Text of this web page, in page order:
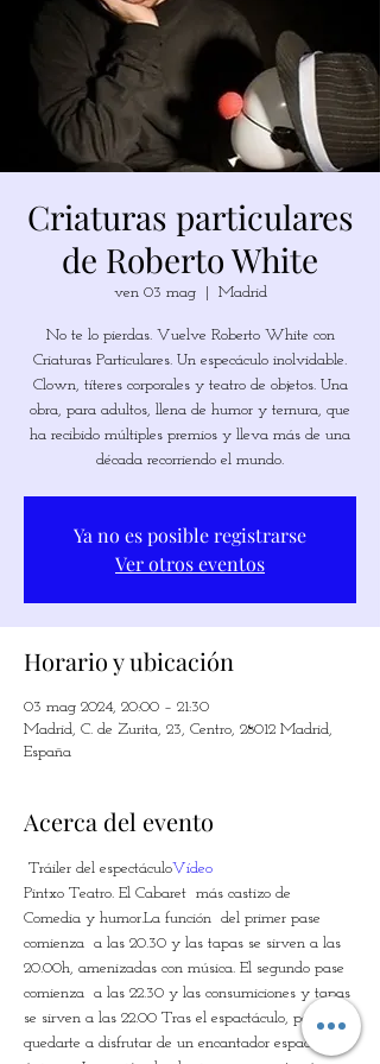
Criaturas particulares
de Roberto White
ven 03 mag
  |
Madrid
No te lo pierdas. Vuelve Roberto White con
Criaturas Particulares. Un especáculo inolvidable.
Clown, títeres corporales y teatro de objetos. Una
obra, para adultos, llena de humor y ternura, que
ha recibido múltiples premios y lleva más de una
década recorriendo el mundo.
Ya no es posible registrarse
Ver otros eventos
Horario y ubicación
03 mag 2024, 20:00 – 21:30
Madrid, C. de Zurita, 23, Centro, 28012 Madrid,
España
Acerca del evento
Tráiler del espectáculoVídeo
Pintxo Teatro. El Cabaret  más castizo de
Comedia y humor.La función  del primer pase
comienza  a las 20.30 y las tapas se sirven a las
20.00h, amenizadas con música. El segundo pase
comienza  a las 22.30 y las consumiciones y tapas
se sirven a las 22.00 Tras el espactáculo, podrás
quedarte a disfrutar de un encantador espacio